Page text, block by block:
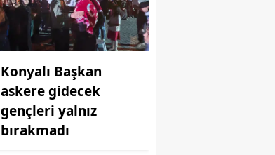
Konyalı Başkan
askere gidecek
gençleri yalnız
bırakmadı